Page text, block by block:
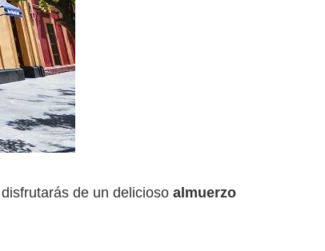
de un delicioso almuerzo